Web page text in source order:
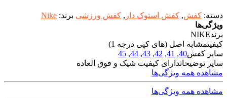
دسته: کفش, کفش استوک دار , کفش ورزشی برند: Nike
ویژگی‌ها
برندNIKE
کیفیتمشابه اصل (های کپی درجه 1)
سایز کفش40
,
41
,
42
,
43
,
44
,
45
سایر توضیحاتدارای کیفیت شیک و فوق العاده
مشاهده همه ویژگی‌ها
مشاهده همه ویژگی‌ها